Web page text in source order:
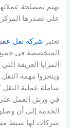
تهتم بمصلحة
على تصدرها
تعتبر شركة نقل
المتخصصة في جميع
المزايا العريقة
وينجزوا مهمة
شاملة عملية
في ورش العمل
الخدمة إلى أن
شركات لها سيط